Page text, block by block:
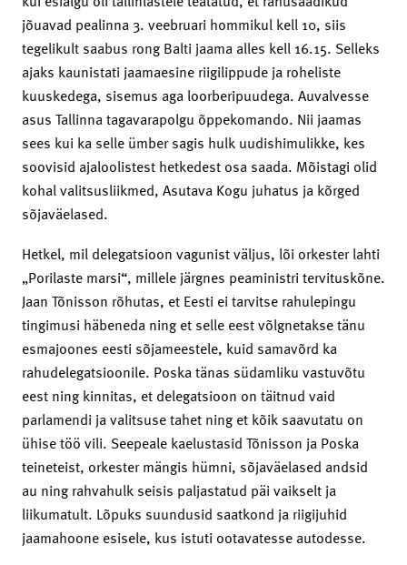
jõuavad pealinna 3. veebruari hommikul kell 10, siis
tegelikult saabus rong Balti jaama alles kell 16.15. Selleks
ajaks kaunistati jaamaesine riigilippude ja roheliste
kuuskedega, sisemus aga loorberipuudega. Auvalvesse
asus Tallinna tagavarapolgu õppekomando. Nii jaamas
sees kui ka selle ümber sagis hulk uudishimulikke, kes
soovisid ajaloolistest hetkedest osa saada. Mõistagi olid
kohal valitsusliikmed, Asutava Kogu juhatus ja kõrged
sõjaväelased.
Hetkel, mil delegatsioon vagunist väljus, lõi orkester lahti
„Porilaste marsi“, millele järgnes peaministri tervituskõne.
Jaan Tõnisson rõhutas, et Eesti ei tarvitse rahulepingu
tingimusi häbeneda ning et selle eest võlgnetakse tänu
esmajoones eesti sõjameestele, kuid samavõrd ka
rahudelegatsioonile. Poska tänas südamliku vastuvõtu
eest ning kinnitas, et delegatsioon on täitnud vaid
parlamendi ja valitsuse tahet ning et kõik saavutatu on
ühise töö vili. Seepeale kaelustasid Tõnisson ja Poska
teineteist, orkester mängis hümni, sõjaväelased andsid
au ning rahvahulk seisis paljastatud päi vaikselt ja
liikumatult. Lõpuks suundusid saatkond ja riigijuhid
jaamahoone esisele, kus istuti ootavatesse autodesse.